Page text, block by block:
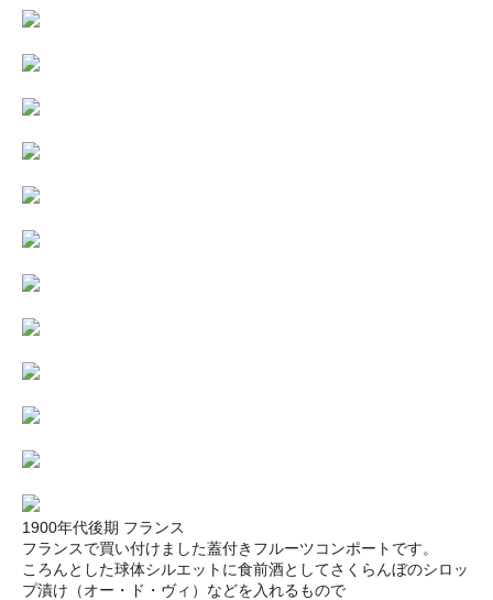
1900年代後期 フランス
フランスで買い付けました蓋付きフルーツコンポートです。
ころんとした球体シルエットに食前酒としてさくらんぼのシロッ
プ漬け（オー・ド・ヴィ）などを入れるもので